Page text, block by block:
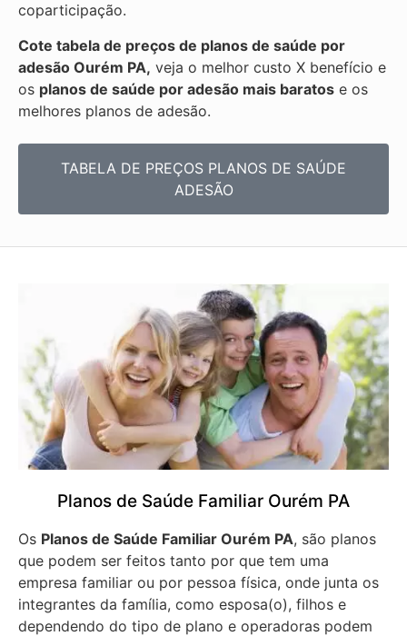
coparticipação.
Cote tabela de preços de planos de saúde por
adesão Ourém PA, veja o melhor custo X benefício e
os planos de saúde por adesão mais baratos e os
melhores planos de adesão.
TABELA DE PREÇOS PLANOS DE SAÚDE
ADESÃO
Planos de Saúde Familiar Ourém PA
Os Planos de Saúde Familiar Ourém PA, são planos
que podem ser feitos tanto por que tem uma
empresa familiar ou por pessoa física, onde junta os
integrantes da família, como esposa(o), filhos e
dependendo do tipo de plano e operadoras podem